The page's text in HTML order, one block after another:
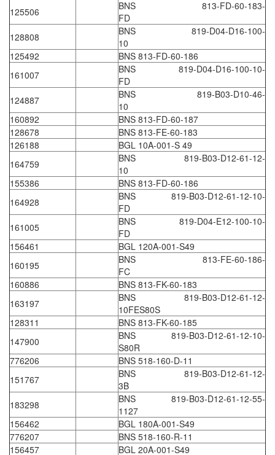
Fine Suntronix
FineTek
Fireye
Fisher
FISO Vietnam
FLENDER
Flexaust
Flexim
FLIR
FLOMAG
Flow Force/ Super Green Power-Tech
Flowline
Flowserve
Fluke Process Instruments Vietnam
FMS Vietnam
Fomotech Vietnam
Forbes Marshall
FORNEY
125506
BNS 813-FD-60-183-
FD
128808
BNS 819-D04-D16-100-
10
125492
BNS 813-FD-60-186
161007
BNS 819-D04-D16-100-10-
FD
124887
BNS 819-B03-D10-46-
10
160892
BNS 813-FD-60-187
128678
BNS 813-FE-60-183
126188
BGL 10A-001-S 49
164759
BNS 819-B03-D12-61-12-
10
155386
BNS 813-FD-60-186
164928
BNS 819-B03-D12-61-12-10-
FD
161005
BNS 819-D04-E12-100-10-
FD
156461
BGL 120A-001-S49
160195
BNS 813-FE-60-186-
FC
160886
BNS 813-FK-60-183
163197
BNS 819-B03-D12-61-12-
10FES80S
128311
BNS 813-FK-60-185
147900
BNS 819-B03-D12-61-12-10-
S80R
776206
BNS 518-160-D-11
151767
BNS 819-B03-D12-61-12-
3B
183298
BNS 819-B03-D12-61-12-55-
1127
156462
BGL 180A-001-S49
776207
BNS 518-160-R-11
156457
BGL 20A-001-S49